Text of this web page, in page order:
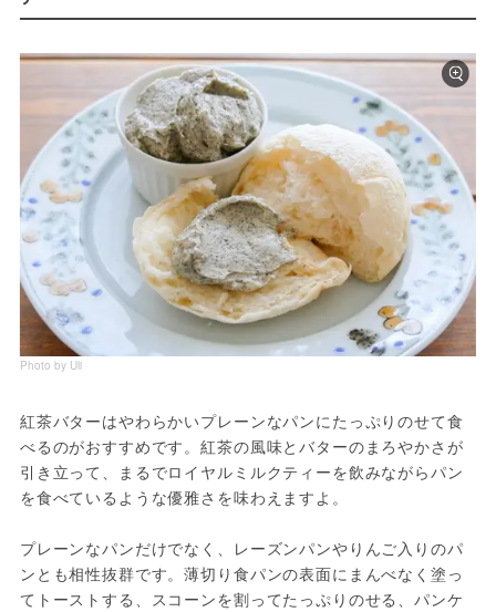
Photo by Uli
紅茶バターはやわらかいプレーンなパンにたっぷりのせて食
べるのがおすすめです。紅茶の風味とバターのまろやかさが
引き立って、まるでロイヤルミルクティーを飲みながらパン
を食べているような優雅さを味わえますよ。
プレーンなパンだけでなく、レーズンパンやりんご入りのパ
ンとも相性抜群です。薄切り食パンの表面にまんべなく塗っ
てトーストする、スコーンを割ってたっぷりのせる、パンケ